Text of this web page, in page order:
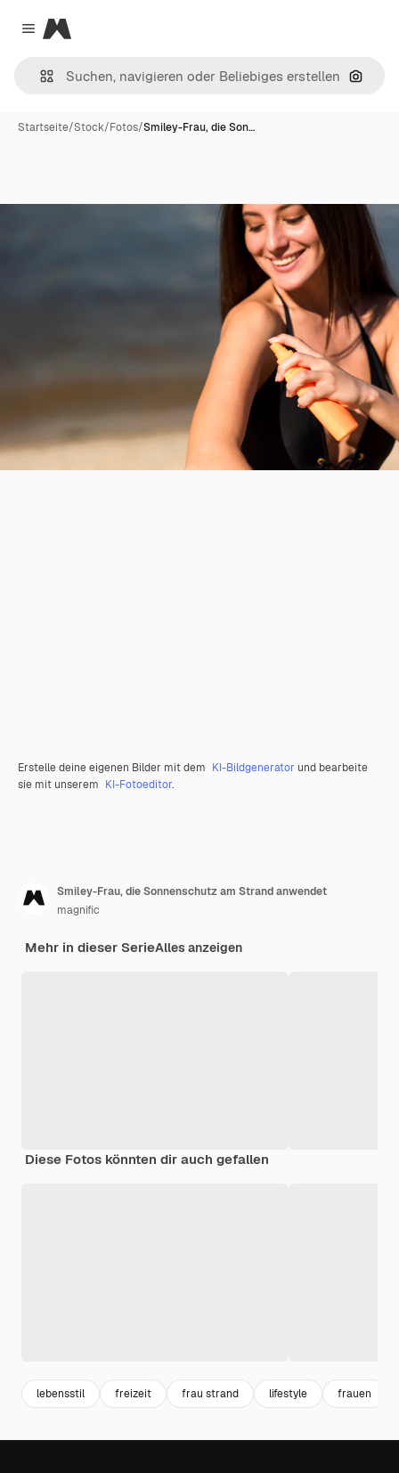
Close menu
Magnific
Nach
Startseite/Stock/Fotos/Smiley-Frau, die Son…
Erstelle deine eigenen Bilder mit dem KI-Bildgenerator und bearbeite
sie mit unserem KI-Fotoeditor.
Smiley-Frau, die Sonnenschutz am Strand anwendet
magnific
Mehr in dieser SerieAlles anzeigen
Diese Fotos könnten dir auch gefallen
lebensstil freizeit frau strand lifestyle frauen